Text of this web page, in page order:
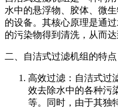
水中的悬浮物、胶体、微
的设备。其核心原理是通
的污染物得到清洗，从而
二、自洁式过滤机组的特点
高效过滤：自洁式过
效去除水中的各种污
等。同时，由于其独